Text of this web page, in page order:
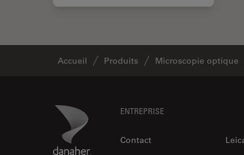
Accueil Produits Microscopie optique
Danaher Logo ENTREPRISE
Contact